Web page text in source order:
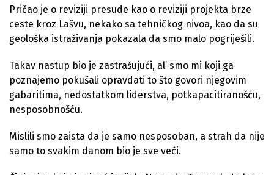
Pričao je o reviziji presude kao o reviziji projekta brze
ceste kroz Lašvu, nekako sa tehničkog nivoa, kao da su
geološka istraživanja pokazala da smo malo pogriješili.
Takav nastup bio je zastrašujući, al’ smo mi koji ga
poznajemo pokušali opravdati to što govori njegovim
gabaritima, nedostatkom liderstva, potkapacitiranošću,
nesposobnošću.
Mislili smo zaista da je samo nesposoban, a strah da nije
samo to svakim danom bio je sve veći.